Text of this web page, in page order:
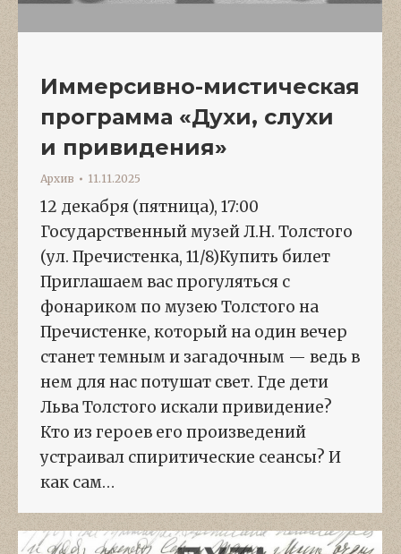
Иммерсивно-мистическая
программа «Духи, слухи
и привидения»
Архив 11.11.2025
12 декабря (пятница), 17:00
Государственный музей Л.Н. Толстого
(ул. Пречистенка, 11/8)Купить билет
Приглашаем вас прогуляться с
фонариком по музею Толстого на
Пречистенке, который на один вечер
станет темным и загадочным — ведь в
нем для нас потушат свет. Где дети
Льва Толстого искали привидение?
Кто из героев его произведений
устраивал спиритические сеансы? И
как сам…